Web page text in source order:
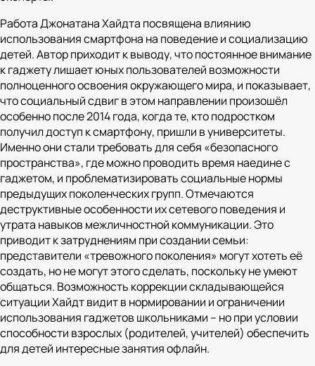
Работа Джонатана Хайдта посвящена влиянию
использования смартфона на поведение и социализацию
детей. Автор приходит к выводу, что постоянное внимание
к гаджету лишает юных пользователей возможности
полноценного освоения окружающего мира, и показывает,
что социальный сдвиг в этом направлении произошёл
особенно после 2014 года, когда те, кто подростком
получил доступ к смартфону, пришли в университеты.
Именно они стали требовать для себя «безопасного
пространства», где можно проводить время наедине с
гаджетом, и проблематизировать социальные нормы
предыдущих поколенческих групп. Отмечаются
деструктивные особенности их сетевого поведения и
утрата навыков межличностной коммуникации. Это
приводит к затруднениям при создании семьи:
представители «тревожного поколения» могут хотеть её
создать, но не могут этого сделать, поскольку не умеют
общаться. Возможность коррекции складывающейся
ситуации Хайдт видит в нормировании и ограничении
использования гаджетов школьниками – но при условии
способности взрослых (родителей, учителей) обеспечить
для детей интересные занятия офлайн.